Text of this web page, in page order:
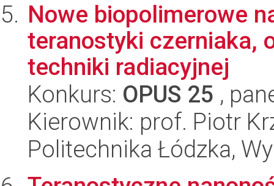
Nowe biopolimerowe
teranostyki czerniaka,
techniki radiacyjnej
Konkurs: OPUS 25 ,
Kierownik: prof. Piotr
Politechnika Łódzka,